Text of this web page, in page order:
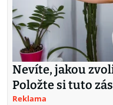
Nevíte, jakou
Položte si tuto
Reklama